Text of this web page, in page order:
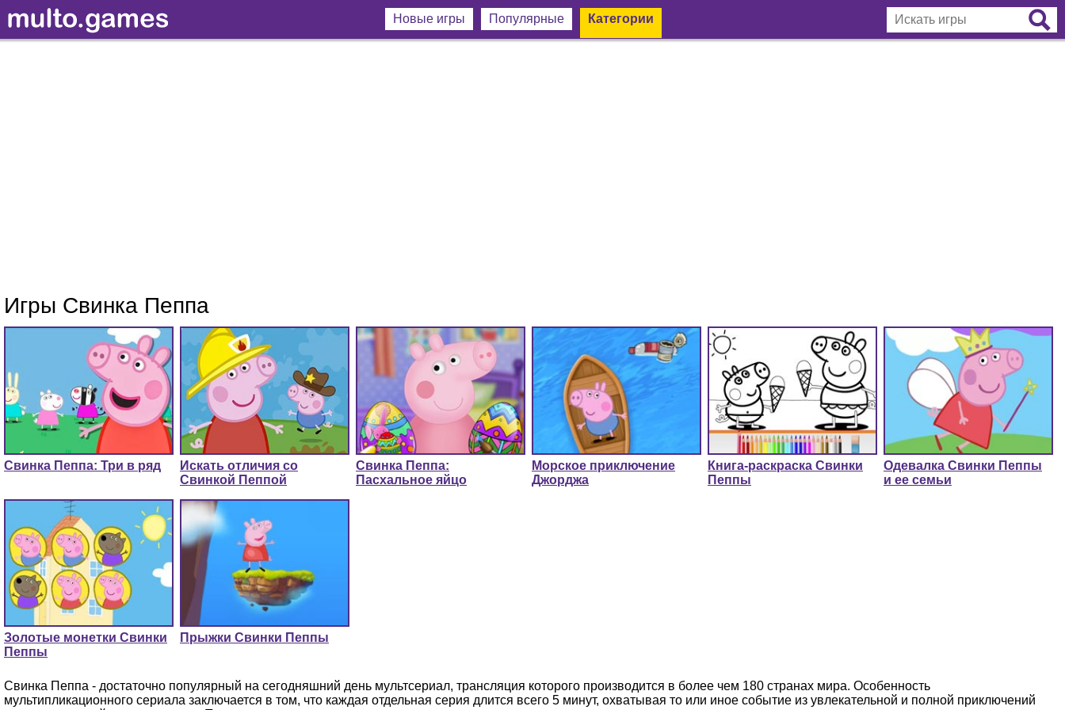
Новые игры Популярные Категории
Игры Свинка Пеппа
Свинка Пеппа: Три в ряд
Искать отличия со
Свинкой Пеппой
Свинка Пеппа:
Пасхальное яйцо
Морское приключение
Джорджа
Книга-раскраска Свинки
Пеппы
Одевалка Свинки Пеппы
и ее семьи
Золотые монетки Свинки
Пеппы
Прыжки Свинки Пеппы
Свинка Пеппа - достаточно популярный на сегодняшний день мультсериал, трансляция которого производится в более чем 180 странах мира. Особенность
мультипликационного сериала заключается в том, что каждая отдельная серия длится всего 5 минут, охватывая то или иное событие из увлекательной и полной приключений